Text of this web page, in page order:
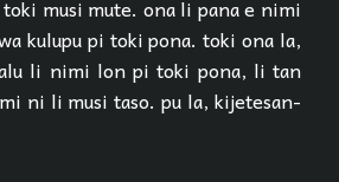
musi mute. ona li pana e nimi
kulupu pi toki pona. toki ona la,
li nimi lon pi toki pona, li tan
ni li musi taso. pu la, ki­je­te­san­